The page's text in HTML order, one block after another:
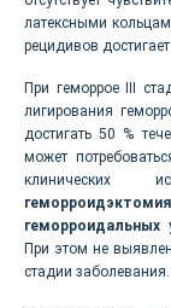
латексными
рецидивов
При геморрое III
лигирования
достигать 50 %
может
клинических
геморроидэктомия
геморроидальных
При этом не
стадии заболевания.